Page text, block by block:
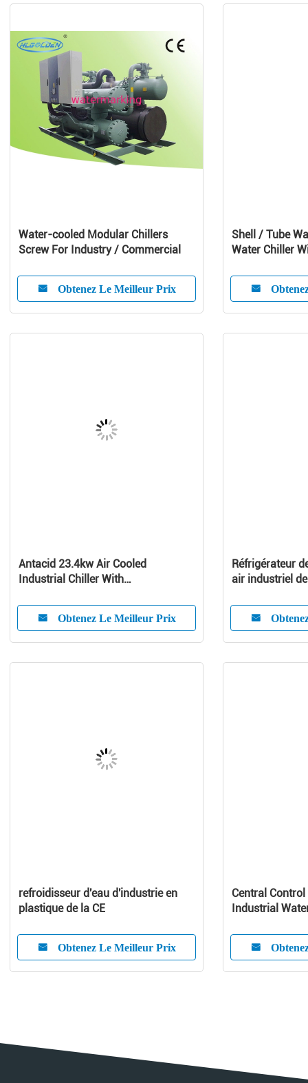
Water-cooled Modular Chillers
Screw For Industry / Commercial
Obtenez Le Meilleur Prix
Shell / Tube
Water Chiller
Antacid 23.4kw Air Cooled
Industrial Chiller With
Obtenez Le Meilleur Prix
Réfrigérateur
air industriel
refroidisseur d'eau d'industrie en
plastique de la CE
Obtenez Le Meilleur Prix
Central
Industrial